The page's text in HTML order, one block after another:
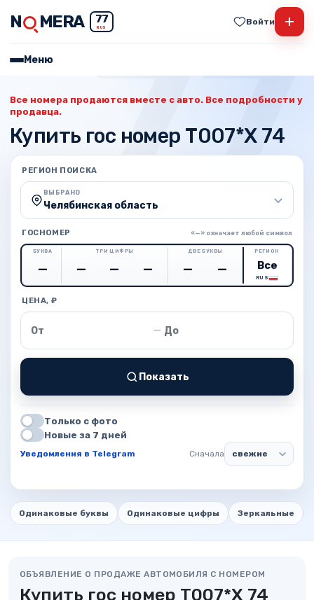
N MERA 77
RUS
Войти +
Меню
Все номера продаются вместе с авто. Все подробности у
продавца.
Купить гос номер Т007*Х 74
РЕГИОН ПОИСКА
ВЫБРАНО
Челябинская область
ГОСНОМЕР «—» означает любой символ
БУКВА ТРИ ЦИФРЫ ДВЕ БУКВЫ РЕГИОН
RUS
ЦЕНА, ₽
Цена от — Цена до
Показать
Только с фото
Новые за 7 дней
Уведомления в Telegram Сначала
Одинаковые буквы Одинаковые цифры Зеркальные
ОБЪЯВЛЕНИЕ О ПРОДАЖЕ АВТОМОБИЛЯ С НОМЕРОМ
Купить гос номер Т007*Х 74